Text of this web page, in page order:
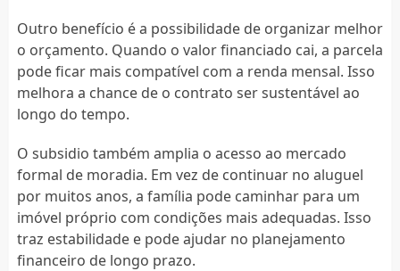
Outro benefício é a possibilidade de organizar melhor
o orçamento. Quando o valor financiado cai, a parcela
pode ficar mais compatível com a renda mensal. Isso
melhora a chance de o contrato ser sustentável ao
longo do tempo.
O subsidio também amplia o acesso ao mercado
formal de moradia. Em vez de continuar no aluguel
por muitos anos, a família pode caminhar para um
imóvel próprio com condições mais adequadas. Isso
traz estabilidade e pode ajudar no planejamento
financeiro de longo prazo.